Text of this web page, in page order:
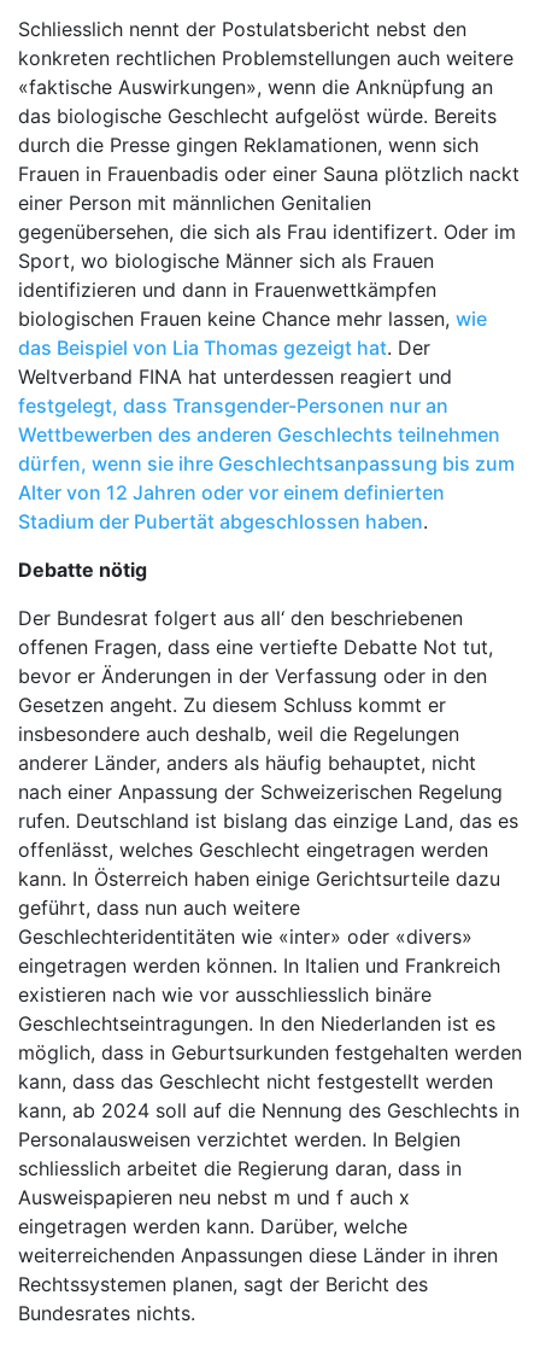
Schliesslich nennt der Postulatsbericht nebst den
konkreten rechtlichen Problemstellungen auch weitere
«faktische Auswirkungen», wenn die Anknüpfung an
das biologische Geschlecht aufgelöst würde. Bereits
durch die Presse gingen Reklamationen, wenn sich
Frauen in Frauenbadis oder einer Sauna plötzlich nackt
einer Person mit männlichen Genitalien
gegenübersehen, die sich als Frau identifizert. Oder im
Sport, wo biologische Männer sich als Frauen
identifizieren und dann in Frauenwettkämpfen
biologischen Frauen keine Chance mehr lassen, wie
das Beispiel von Lia Thomas gezeigt hat. Der
Weltverband FINA hat unterdessen reagiert und
festgelegt, dass Transgender-Personen nur an
Wettbewerben des anderen Geschlechts teilnehmen
dürfen, wenn sie ihre Geschlechtsanpassung bis zum
Alter von 12 Jahren oder vor einem definierten
Stadium der Pubertät abgeschlossen haben.
Debatte nötig
Der Bundesrat folgert aus all‘ den beschriebenen
offenen Fragen, dass eine vertiefte Debatte Not tut,
bevor er Änderungen in der Verfassung oder in den
Gesetzen angeht. Zu diesem Schluss kommt er
insbesondere auch deshalb, weil die Regelungen
anderer Länder, anders als häufig behauptet, nicht
nach einer Anpassung der Schweizerischen Regelung
rufen. Deutschland ist bislang das einzige Land, das es
offenlässt, welches Geschlecht eingetragen werden
kann. In Österreich haben einige Gerichtsurteile dazu
geführt, dass nun auch weitere
Geschlechteridentitäten wie «inter» oder «divers»
eingetragen werden können. In Italien und Frankreich
existieren nach wie vor ausschliesslich binäre
Geschlechtseintragungen. In den Niederlanden ist es
möglich, dass in Geburtsurkunden festgehalten werden
kann, dass das Geschlecht nicht festgestellt werden
kann, ab 2024 soll auf die Nennung des Geschlechts in
Personalausweisen verzichtet werden. In Belgien
schliesslich arbeitet die Regierung daran, dass in
Ausweispapieren neu nebst m und f auch x
eingetragen werden kann. Darüber, welche
weiterreichenden Anpassungen diese Länder in ihren
Rechtssystemen planen, sagt der Bericht des
Bundesrates nichts.